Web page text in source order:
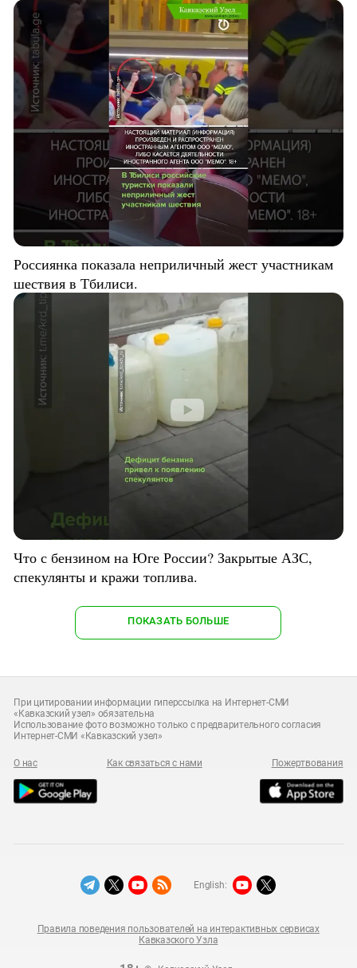
Россиянка показала неприличный жест участникам
шествия в Тбилиси.
Что с бензином на Юге России? Закрытые АЗС,
спекулянты и кражи топлива.
ПОКАЗАТЬ БОЛЬШЕ
При цитировании информации гиперссылка на Интернет-СМИ
«Кавказский узел» обязательна
Использование фото возможно только с предварительного согласия
Интернет-СМИ «Кавказский узел»
О нас Как связаться с нами Пожертвования
Правила поведения пользователей на интерактивных сервисах
Кавказского Узла
English: